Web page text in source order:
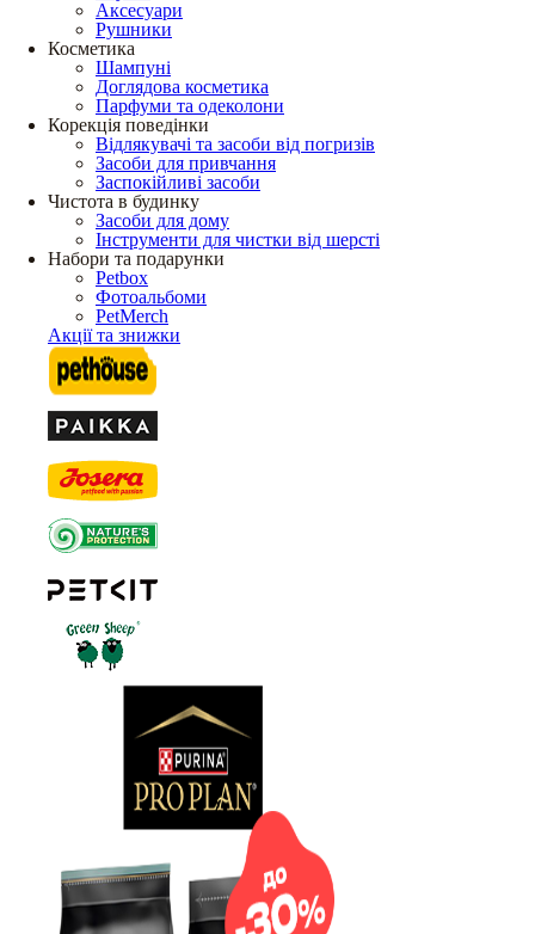
Аксесуари
Рушники
Косметика
Шампуні
Доглядова косметика
Парфуми та одеколони
Корекція поведінки
Відлякувачі та засоби від погризів
Засоби для привчання
Заспокійливі засоби
Чистота в будинку
Засоби для дому
Інструменти для чистки від шерсті
Набори та подарунки
Petbox
Фотоальбоми
PetMerch
Акції та знижки